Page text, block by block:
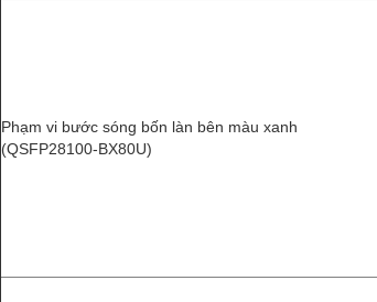
Phạm vi bước sóng bốn làn bên màu xanh
(QSFP28100-BX80U)